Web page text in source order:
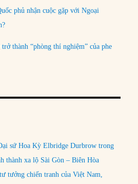
phủ nhận cuộc gặp với Ngoại
thành “phòng thí nghiệm” của phe
sứ Hoa Kỳ Elbridge Durbrow trong
thành xa lộ Sài Gòn – Biên Hòa
tưởng chiến tranh của Việt Nam,